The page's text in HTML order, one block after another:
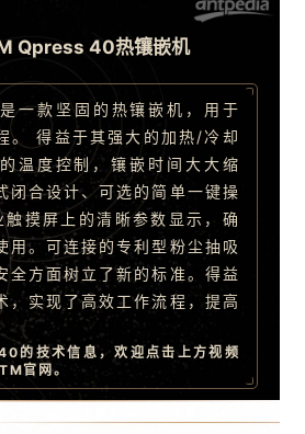
Qpress 40热镶嵌机
一款坚固的热镶嵌机，用于
。 得益于其强大的加热/冷却
温度控制，镶嵌时间大大缩
闭合设计、可选的简单一键操
摸屏上的清晰参数显示，确
用。可连接的专利型粉尘抽吸
全方面树立了新的标准。得益
，实现了高效工作流程，提高
的技术信息，欢迎点击上方视频
官网。